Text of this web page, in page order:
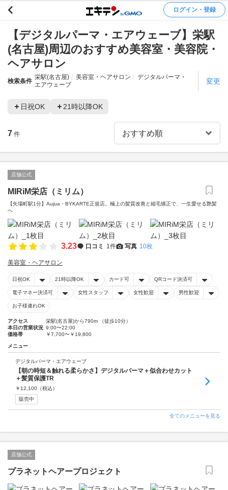
ログイン・登録
【デジタルパーマ・エアウェーブ】栄駅
(名古屋)周辺のおすすめ美容室・美容院・
ヘアサロン
検索条件
栄駅(名古屋) 美容室・ヘアサロン
デジタルパーマ・
エアウェーブ
変更
日祝OK 21時以降OK
7 件
店舗公式
MIRiM栄店（ミリム）
【矢場町駅1分】Aujua・BYKARTE正規店。極上の髪質改善と縮毛矯正で、一生愛せる艶髪
へ
3.23 口コミ 1件 写真 10枚
美容室・ヘアサロン
日祝OK 21時以降OK カード可 QRコード決済可
電子マネー決済可 女性スタッフ 女性歓迎 男性歓迎
お子様連れOK
アクセス
栄駅(名古屋)から790m （徒歩10分）
本日の営業状況 9:00〜22:00
価格帯
￥7,700〜￥19,800
メニュー
デジタルパーマ・エアウェーブ
【朝の時短＆触れる柔らかさ】デジタルパーマ＋似合わせカット
＋髪質保護TR
￥ 12,100 （税込）
販売中
全てのメニューを見る
店舗公式
プラネットヘアープロジェクト